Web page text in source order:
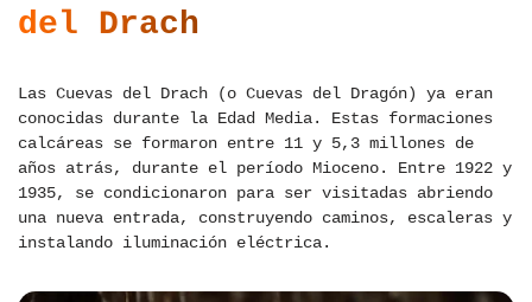
del Drach
Las Cuevas del Drach (o Cuevas del Dragón) ya eran
conocidas durante la Edad Media. Estas formaciones
calcáreas se formaron entre 11 y 5,3 millones de
años atrás, durante el período Mioceno. Entre 1922 y
1935, se condicionaron para ser visitadas abriendo
una nueva entrada, construyendo caminos, escaleras y
instalando iluminación eléctrica.